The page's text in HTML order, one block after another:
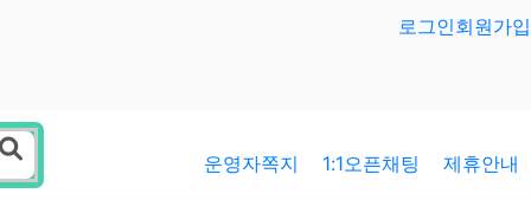
로그인회원가입
운영자쪽지 1:1오픈채팅 제휴안내